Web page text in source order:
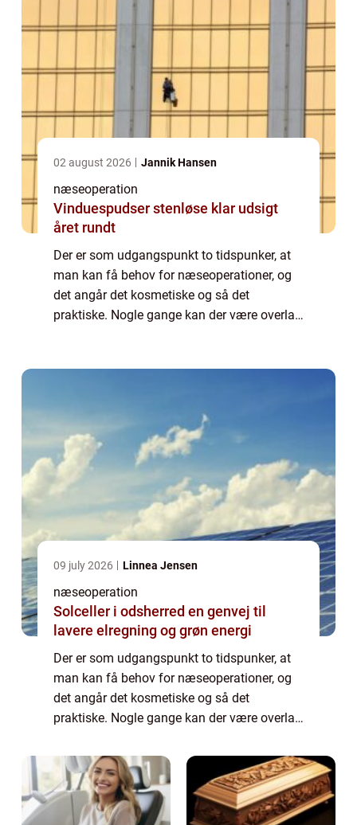
02 august 2026 Jannik Hansen
næseoperation
Vinduespudser stenløse klar udsigt
året rundt
Der er som udgangspunkt to tidspunker, at
man kan få behov for næseoperationer, og
det angår det kosmetiske og så det
praktiske. Nogle gange kan der være overlap
09 july 2026 Linnea Jensen
næseoperation
Solceller i odsherred en genvej til
lavere elregning og grøn energi
Der er som udgangspunkt to tidspunker, at
man kan få behov for næseoperationer, og
det angår det kosmetiske og så det
praktiske. Nogle gange kan der være overlap
ligger i, om man kan få en henvisning fra
ens...